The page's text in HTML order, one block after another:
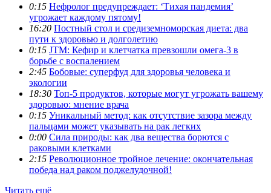
0:15 Нефролог предупреждает: ‘Тихая пандемия’
угрожает каждому пятому!
16:20 Постный стол и средиземноморская диета: два
пути к здоровью и долголетию
0:15 JTM: Кефир и клетчатка превзошли омега-3 в
борьбе с воспалением
2:45 Бобовые: суперфуд для здоровья человека и
экологии
18:30 Топ-5 продуктов, которые могут угрожать вашему
здоровью: мнение врача
0:15 Уникальный метод: как отсутствие зазора между
пальцами может указывать на рак легких
0:00 Сила природы: как два вещества борются с
раковыми клетками
2:15 Революционное тройное лечение: окончательная
победа над раком поджелудочной!
Читать ещё